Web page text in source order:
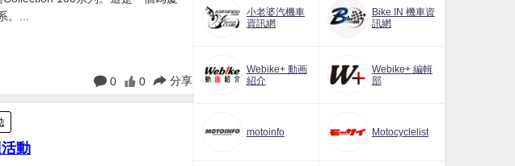
。...
0 0 分享
動
小老婆汽機車
資訊網
Bike IN 機車資
訊網
Webike+ 動画
紹介
Webike+ 編輯
部
motoinfo Motocyclelist